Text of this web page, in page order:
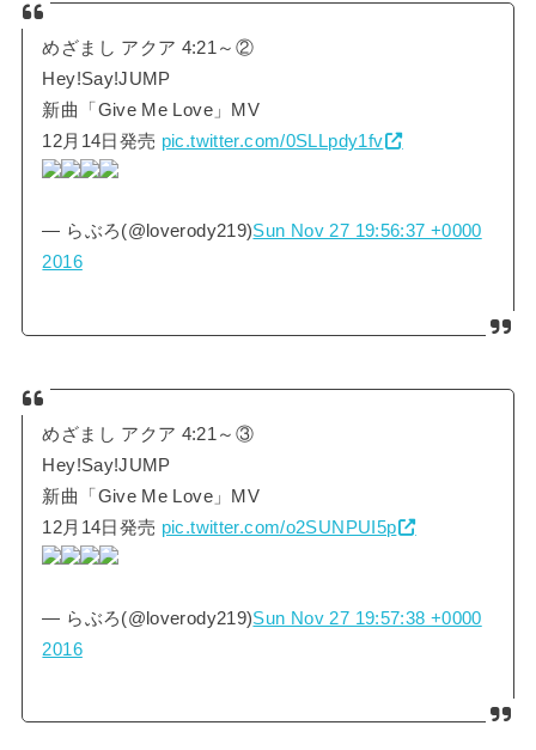
めざまし アクア 4:21～②
Hey!Say!JUMP
新曲「Give Me Love」MV
12月14日発売 pic.twitter.com/0SLLpdy1fv
— らぶろ(@loverody219)Sun Nov 27 19:56:37 +0000
2016
めざまし アクア 4:21～③
Hey!Say!JUMP
新曲「Give Me Love」MV
12月14日発売 pic.twitter.com/o2SUNPUI5p
— らぶろ(@loverody219)Sun Nov 27 19:57:38 +0000
2016